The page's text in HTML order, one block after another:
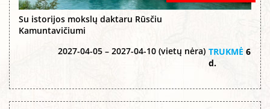
Su istorijos mokslų daktaru Rūsčiu
Kamuntavičiumi
2027-04-05 – 2027-04-10 (vietų nėra) TRUKMĖ 6
d.